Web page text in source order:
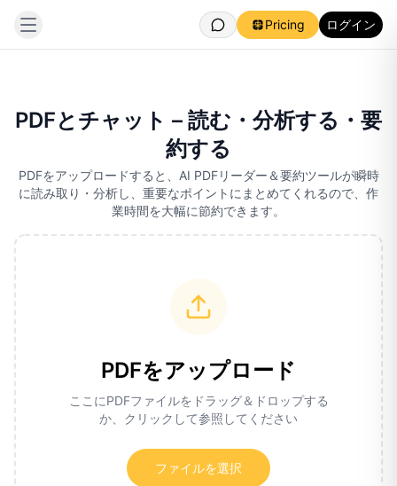
Pricing ログイン
PDFとチャット – 読む・分析する・要
約する
PDFをアップロードすると、AI PDFリーダー＆要約ツールが瞬時
に読み取り・分析し、重要なポイントにまとめてくれるので、作
業時間を大幅に節約できます。
PDFをアップロード
ここにPDFファイルをドラッグ＆ドロップする
か、クリックして参照してください
ファイルを選択